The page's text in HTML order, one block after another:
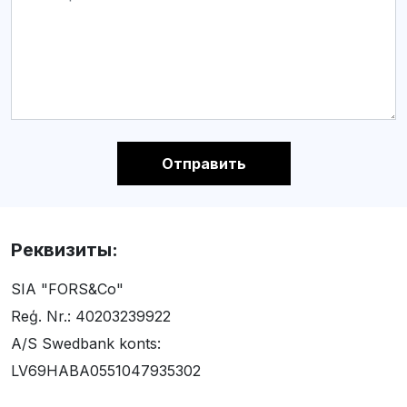
Отправить
Реквизиты:
SIA "FORS&Co"
Reģ. Nr.: 40203239922
A/S Swedbank konts:
LV69HABA0551047935302